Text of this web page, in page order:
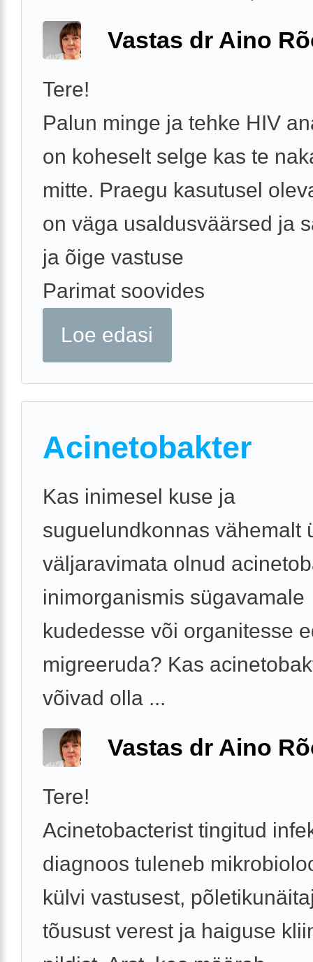
Vastas dr Aino
Tere!
Palun minge ja tehke HIV
on koheselt selge kas te
mitte. Praegu kasutusel
on väga usaldusväärsed ja
ja õige vastuse
Parimat soovides
Loe edasi
Acinetobakter
Kas inimesel kuse ja
suguelundkonnas vähemalt
väljaravimata olnud
inimorganismis sügavamale
kudedesse või organitesse
migreeruda? Kas
võivad olla ...
Vastas dr Aino
Tere!
Acinetobacterist tingitud
diagnoos tuleneb
külvi vastusest,
tõusust verest ja haiguse